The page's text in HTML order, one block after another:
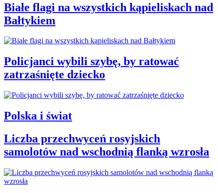
Białe flagi na wszystkich kąpieliskach nad
Bałtykiem
Policjanci wybili szybę, by ratować
zatrzaśnięte dziecko
Polska i świat
Liczba przechwyceń rosyjskich
samolotów nad wschodnią flanką wzrosła